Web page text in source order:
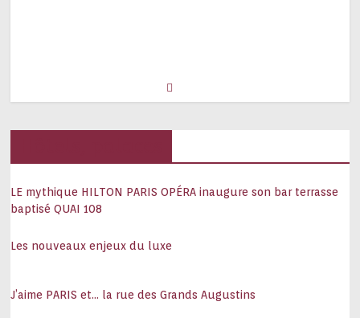
LE mythique HILTON PARIS OPÉRA inaugure son bar terrasse
baptisé QUAI 108
Les nouveaux enjeux du luxe
J’aime PARIS et… la rue des Grands Augustins